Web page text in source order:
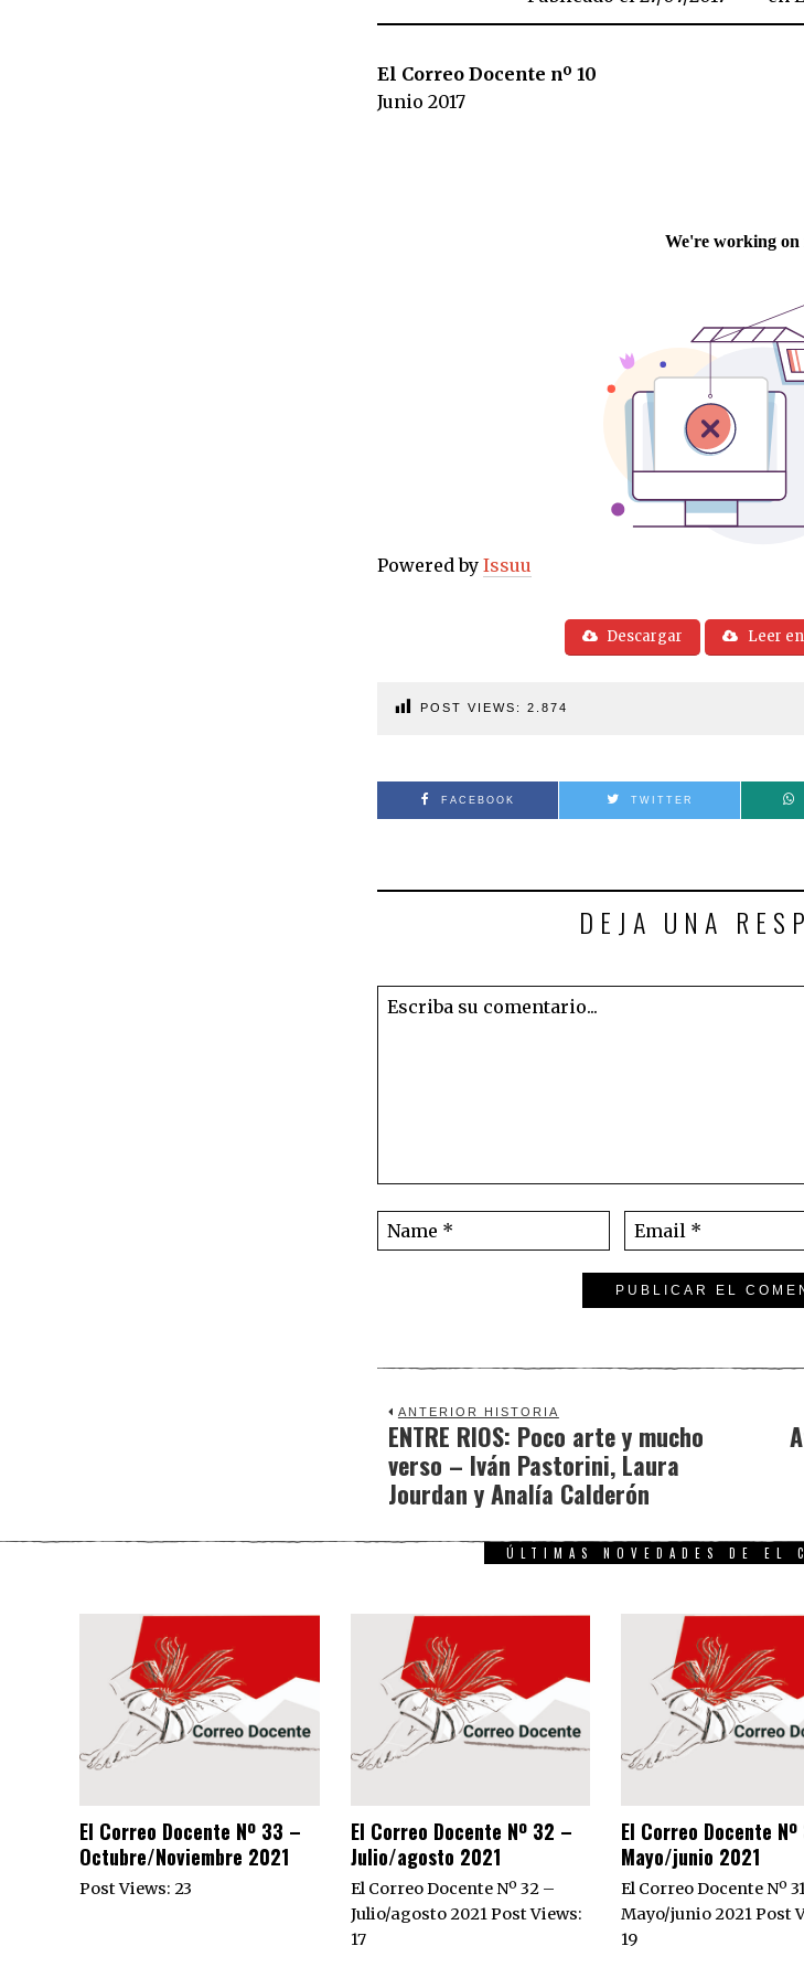
El Correo Docente nº 10
Junio 2017
Powered by Issuu
Descargar Leer
POST VIEWS: 2.874
FACEBOOK TWITTER
DEJA UNA
ANTERIOR HISTORIA
Previous
post:
ENTRE RIOS: Poco arte y mucho
verso – Iván Pastorini, Laura
Jourdan y Analía Calderón
ÚLTIMAS NOVEDADES DE EL
El Correo Docente Nº 33 –
Octubre/Noviembre 2021
Post Views: 23
El Correo Docente Nº 32 –
Julio/agosto 2021
El Correo Docente Nº 32 –
Julio/agosto 2021 Post Views:
17
El Correo Docente Nº
Mayo/junio 2021
El Correo Docente Nº
Mayo/junio 2021 Post
19